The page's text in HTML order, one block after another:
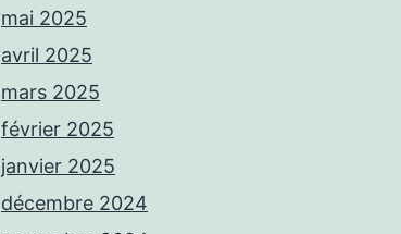
mai 2025
avril 2025
mars 2025
février 2025
janvier 2025
décembre 2024